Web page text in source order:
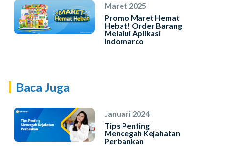
Maret 2025
Promo Maret Hemat
Hebat! Order Barang
Melalui Aplikasi
Indomarco
Baca Juga
Januari 2024
Tips Penting
Mencegah Kejahatan
Perbankan
Pusat Edukasi Mitra